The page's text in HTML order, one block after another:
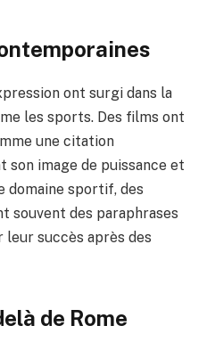
ont surgi dans la
les sports. Des films ont
une citation
image de puissance et
domaine sportif, des
souvent des paraphrases
succès après des
de Rome